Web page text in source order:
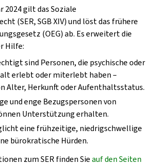
2024 gilt dasSoziale
(SER, SGB XIV)und löst das frühere
(OEG) ab. Es erweitert die
Hilfe:
sind Personen, die psychische oder
erlebt oder miterlebt haben –
Alter, Herkunft oder Aufenthaltsstatus.
und enge Bezugspersonen von
Unterstützung erhalten.
eine frühzeitige, niedrigschwellige
bürokratische Hürden.
zum SER finden Sieauf den Seiten